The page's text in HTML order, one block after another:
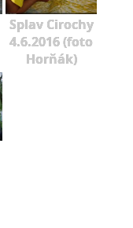
Splav Cirochy
4.6.2016 (foto
Horňák)